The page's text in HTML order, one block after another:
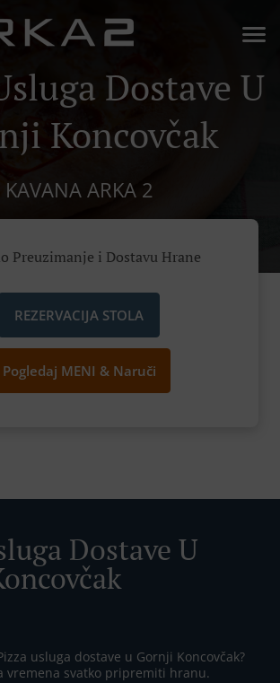
Dostave U
Koncovčak
KAVANA ARKA 2
Preuzimanje i Dostavu Hrane
REZERVACIJA STOLA
Pogledaj MENI & Naruči
Dostave U
usluga dostave u Gornji Koncovčak?
vremena svatko pripremiti hranu.